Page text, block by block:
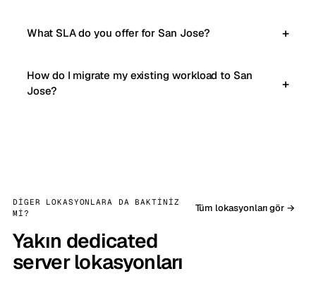
What SLA do you offer for San Jose?
How do I migrate my existing workload to San
Jose?
DIGER LOKASYONLARA DA BAKTINIZ
MI?
Yakın dedicated
server lokasyonları
Tüm lokasyonları gör →